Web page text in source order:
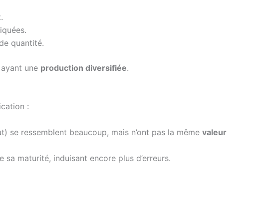
quantité.
une production diversifiée.
:
se ressemblent beaucoup, mais n’ont pas la même valeur
sa maturité, induisant encore plus d’erreurs.